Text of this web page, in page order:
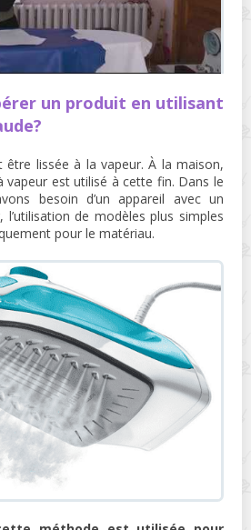
un produit en utilisant
être lissée à la vapeur. À la maison,
vapeur est utilisé à cette fin. Dans le
besoin d’un appareil avec un
l’utilisation de modèles plus simples
pour le matériau.